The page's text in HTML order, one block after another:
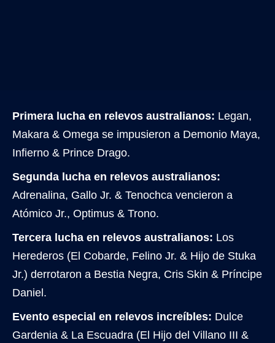
Primera lucha en relevos australianos: Legan,
Makara & Omega se impusieron a Demonio Maya,
Infierno & Prince Drago.
Segunda lucha en relevos australianos:
Adrenalina, Gallo Jr. & Tenochca vencieron a
Atómico Jr., Optimus & Trono.
Tercera lucha en relevos australianos: Los
Herederos (El Cobarde, Felino Jr. & Hijo de Stuka
Jr.) derrotaron a Bestia Negra, Cris Skin & Príncipe
Daniel.
Evento especial en relevos increíbles: Dulce
Gardenia & La Escuadra (El Hijo del Villano III &